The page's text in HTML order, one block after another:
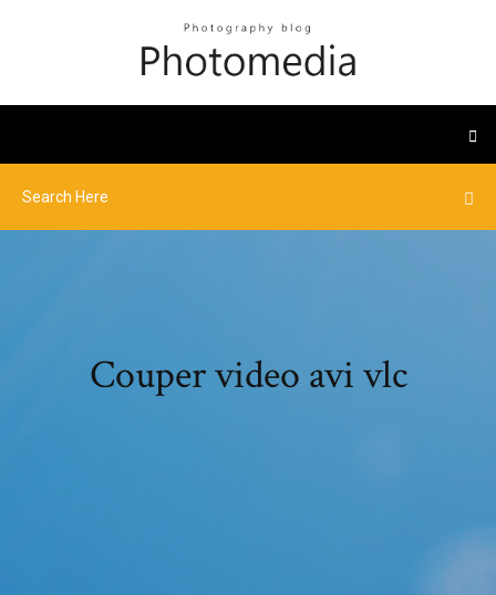
Couper video avi vlc